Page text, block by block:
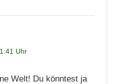
Uhr
Welt! Du könntest ja